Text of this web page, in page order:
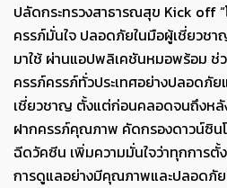
ปลัดกระทรวงสาธารณสุข Kick off “
ครรภ์มั่นใจ ปลอดภัยในมือผู้เชี่ยวช
มาใช้ ผ่านแอปพลิเคชันหมอพร้อม
ครรภ์ครรภ์ทั่วประเทศอย่างปลอดภั
เชี่ยวชาญ ตั้งแต่ก่อนคลอดจนถึงหลั
ฝากครรภ์คุณภาพ คัดกรองดาวน์ซิ
ฉีดวัคซีน เพิ่มความมั่นใจว่าทุกการตั้
การดูแลอย่างมีคุณภาพและปลอดภัย